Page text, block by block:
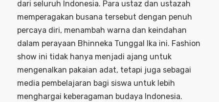
dari seluruh Indonesia. Para ustaz dan ustazah
memperagakan busana tersebut dengan penuh
percaya diri, menambah warna dan keindahan
dalam perayaan Bhinneka Tunggal Ika ini. Fashion
show ini tidak hanya menjadi ajang untuk
mengenalkan pakaian adat, tetapi juga sebagai
media pembelajaran bagi siswa untuk lebih
menghargai keberagaman budaya Indonesia.